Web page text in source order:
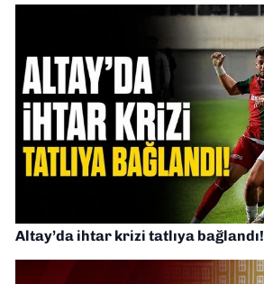
Altay’da ihtar krizi tatlıya bağlandı!